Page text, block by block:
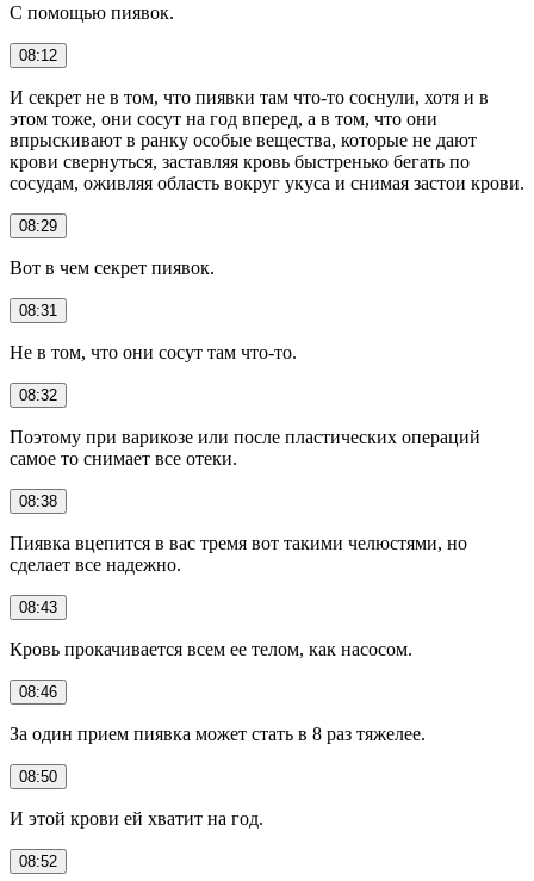
С помощью пиявок.
08:12
И секрет не в том, что пиявки там что-то соснули, хотя и в
этом тоже, они сосут на год вперед, а в том, что они
впрыскивают в ранку особые вещества, которые не дают
крови свернуться, заставляя кровь быстренько бегать по
сосудам, оживляя область вокруг укуса и снимая застои крови.
08:29
Вот в чем секрет пиявок.
08:31
Не в том, что они сосут там что-то.
08:32
Поэтому при варикозе или после пластических операций
самое то снимает все отеки.
08:38
Пиявка вцепится в вас тремя вот такими челюстями, но
сделает все надежно.
08:43
Кровь прокачивается всем ее телом, как насосом.
08:46
За один прием пиявка может стать в 8 раз тяжелее.
08:50
И этой крови ей хватит на год.
08:52